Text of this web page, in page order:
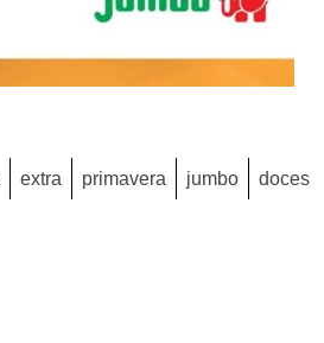
extra primavera jumbo doces